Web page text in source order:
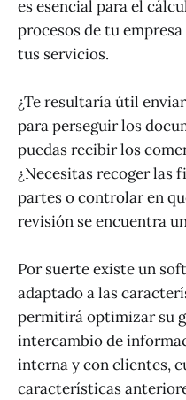
es esencial para el
procesos de tu
tus servicios.
¿Te resultaría útil
para perseguir los
puedas recibir los
¿Necesitas recoger las
partes o controlar en
revisión se encuentra
Por suerte existe un
adaptado a las
permitirá optimizar su
intercambio de
interna y con clientes,
características